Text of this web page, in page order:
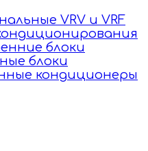
VRV и VRF
блоки
блоки
кондиционеры